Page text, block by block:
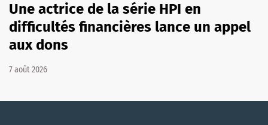
Une actrice de la série HPI en
difficultés financières lance un appel
aux dons
7 août 2026